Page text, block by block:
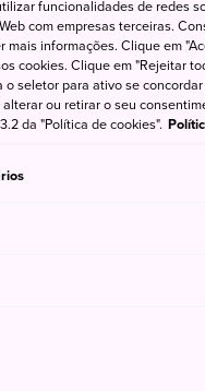
funcionalidades de redes
com empresas terceiras.
mais informações. Clique em
cookies. Clique em "Rejeitar
o seletor para ativo se
ou retirar o seu
da "Política de cookies".